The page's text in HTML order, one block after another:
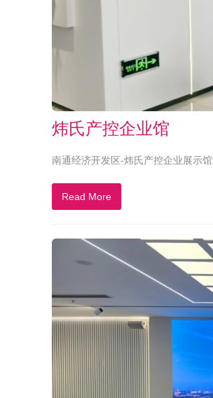
炜氏产控企业馆
南通经济开发区-炜氏产控企业展示馆
Read More